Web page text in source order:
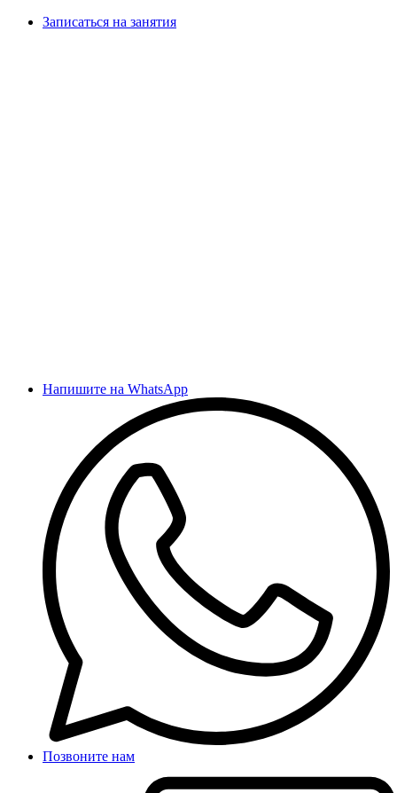
Записаться на занятия
Напишите на WhatsApp
Позвоните нам